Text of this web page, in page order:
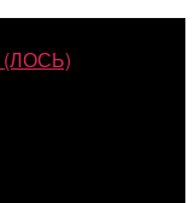
(ЛОСЬ)